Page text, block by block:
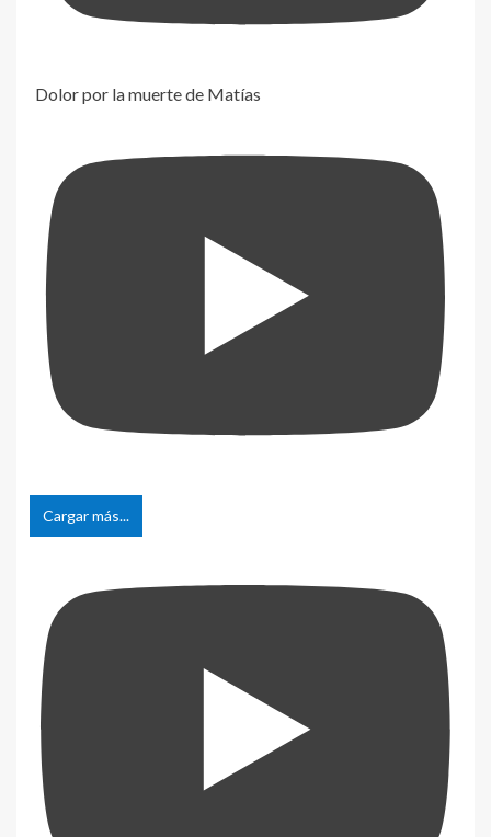
Dolor por la muerte de Matías
Cargar más...